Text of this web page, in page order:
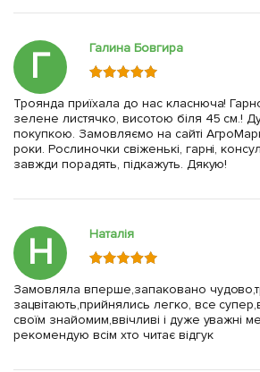
Г Галина Бовгира
Троянда приїхала до нас класнюча!
зелене листячко, висотою біля 45 см.!
покупкою. Замовляємо на сайті
роки. Рослиночки свіженькі, гарні,
завжди порадять, підкажуть. Дякую!
Н Наталія
Замовляла вперше,запаковано
зацвітають,прийнялись легко, все
своїм знайомим,ввічливі і дуже уважні
рекомендую всім хто читає відгук